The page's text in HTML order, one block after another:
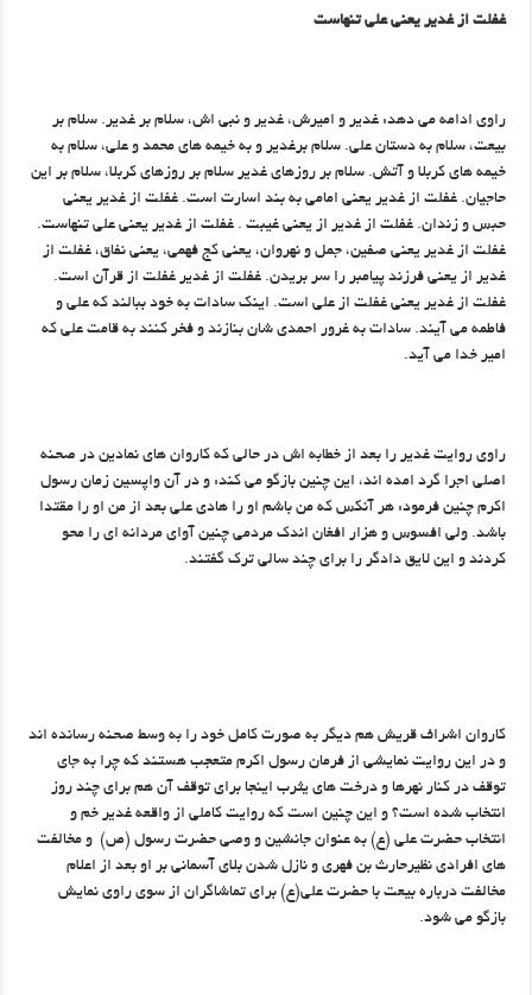
غفلت از غدیر یعنی علی تنهاست
راوی ادامه می دهد: غدیر و امیرش، غدیر و نبی اش، سلام بر غدیر. سلام بر
بیعت، سلام به دستان علی. سلام برغدیر و به خیمه های محمد و علی، سلام به
خیمه های کربلا و آتش. سلام بر روزهای غدیر سلام بر روزهای کربلا، سلام بر این
حاجیان. غفلت از غدیر یعنی امامی به بند اسارت است. غفلت از غدیر یعنی
حبس و زندان. غفلت از غدیر از یعنی غیبت . غفلت از غدیر یعنی علی تنهاست.
غفلت از غدیر یعنی صفین، جمل و نهروان، یعنی کج فهمی، یعنی نفاق، غفلت از
غدیر از یعنی فرزند پیامبر را سر بریدن. غفلت از غدیر غفلت از قرآن است.
غفلت از غدیر یعنی غفلت از علی است. اینک سادات به خود ببالند که علی و
فاطمه می آیند. سادات به غرور احمدی شان بنازند و فخر کنند به قامت علی که
امیر خدا می آید.
راوی روایت غدیر را بعد از خطابه اش در حالی که کاروان های نمادین در صحنه
اصلی اجرا گرد امده اند، این چنین بازگو می کند: و در آن واپسین زمان رسول
اکرم چنین فرمود: هر آنکس که من باشم او را هادی علی بعد از من او را مقتدا
باشد. ولی افسوس و هزار افغان اندک مردمی چنین آوای مردانه ای را محو
کردند و این لایق دادگر را برای چند سالی ترک گفتند.
کاروان اشراف قریش هم دیگر به صورت کامل خود را به وسط صحنه رسانده اند
و در این روایت نمایشی از فرمان رسول اکرم متعجب هستند که چرا به جای
توقف در کنار نهرها و درخت های یثرب اینجا برای توقف آن هم برای چند روز
انتخاب شده است؟ و این چنین است که روایت کاملی از واقعه غدیر خم و
انتخاب حضرت علی (ع) به عنوان جانشین و وصی حضرت رسول (ص) و مخالفت
های افرادی نظیرحارث بن فهری و نازل شدن بلای آسمانی بر او بعد از اعلام
مخالفت درباره بیعت با حضرت علی(ع) برای تماشاگران از سوی راوی نمایش
بازگو می شود.